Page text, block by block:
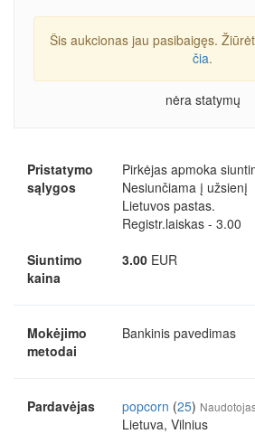
Šis aukcionas jau pasibaigęs.
čia.
nėra statymų
Pristatymo
sąlygos
Pirkėjas apmoka
Nesiunčiama į užsienį
Lietuvos pastas.
Registr.laiskas - 3.00
Siuntimo
kaina
3.00EUR
Mokėjimo
metodai
Bankinis pavedimas
Pardavėjas popcorn (25)
Lietuva, Vilnius